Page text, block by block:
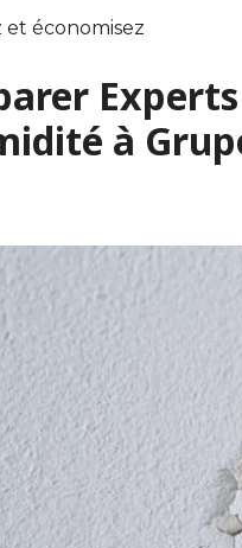
et économisez
Experts
à